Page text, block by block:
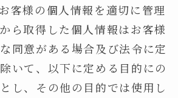
客様の個人情報を適切に管理
ら取得した個人情報はお客様
同意がある場合及び法令に定
いて、以下に定める目的にの
し、その他の目的では使用し